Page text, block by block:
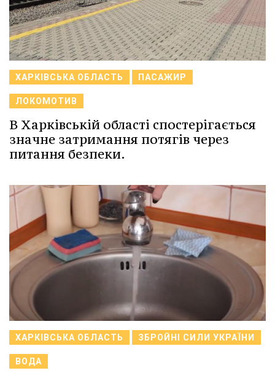
ХАРКІВСЬКА ОБЛАСТЬ ПАСАЖИР
ЛОКОМОТИВ
В Харківській області спостерігається
значне затримання потягів через
питання безпеки.
ХАРКІВСЬКА ОБЛАСТЬ ЗБРОЙНІ СИЛИ УКРАЇНИ
ВОДА